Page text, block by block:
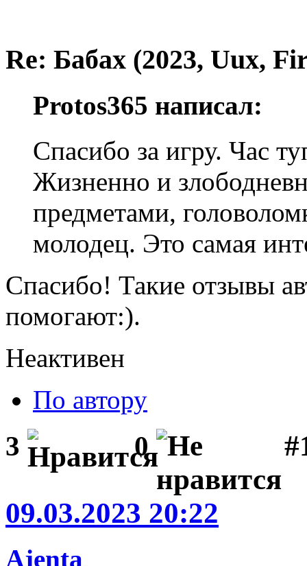
Re: Бабах (2023, Uux,
Protos365 написал:
Спасибо за игру. Час
Жизненно и
предметами,
молодец. Это самая
Спасибо! Такие отзывы
помогают:).
Неактивен
По автору
3 0
09.03.2023 20:22
Ajenta